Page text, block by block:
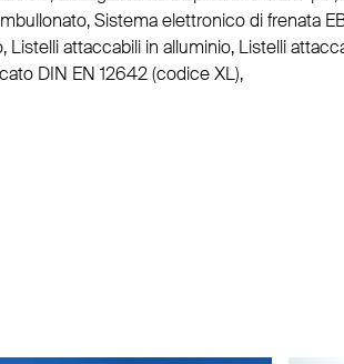
Sistema elettronico di frenata
Listelli attaccabili in alluminio, Listelli
DIN EN 12642 (codice XL),